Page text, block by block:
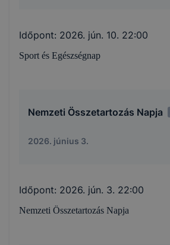
Időpont: 2026. jún. 10. 22:00
Sport és Egészségnap
Nemzeti Összetartozás Napja
2026. június 3.
Időpont: 2026. jún. 3. 22:00
Nemzeti Összetartozás Napja